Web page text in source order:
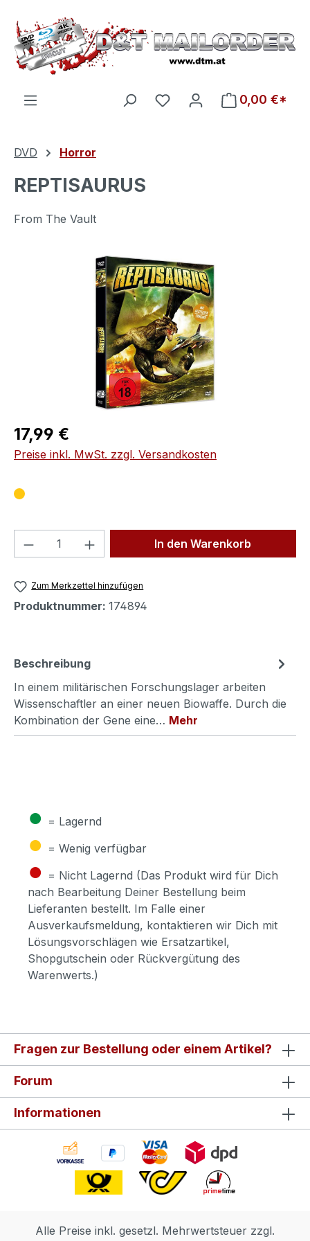
Zum Hauptinhalt springen
Du hast 0 Produkte auf
0,00 €*
DVD Horror
REPTISAURUS
From The Vault
Bildergalerie überspringen
Regulärer Preis:
17,99 €
Preise inkl. MwSt. zzgl. Versandkosten
Produkt Anzahl: Gib denIn den Warenkorb
Zum Merkzettel hinzufügen
Produktnummer: 174894
Beschreibung
In einem militärischen Forschungslager arbeiten
Wissenschaftler an einer neuen Biowaffe. Durch die
Kombination der Gene eine… Mehr
● = Lagernd
● = Wenig verfügbar
● = Nicht Lagernd (Das Produkt wird für Dich
nach Bearbeitung Deiner Bestellung beim
Lieferanten bestellt. Im Falle einer
Ausverkaufsmeldung, kontaktieren wir Dich mit
Lösungsvorschlägen wie Ersatzartikel,
Shopgutschein oder Rückvergütung des
Warenwerts.)
Fragen zur Bestellung oder einem Artikel?
Forum
Informationen
Alle Preise inkl. gesetzl. Mehrwertsteuer zzgl.